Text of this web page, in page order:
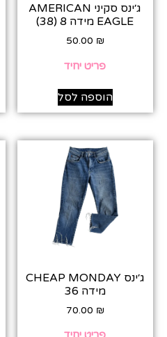
ג׳ינס סקיני AMERICAN
EAGLE מידה 8 (38)
50.00 ₪
פריט יחיד
הוספה לסל
ג׳ינס CHEAP MONDAY
מידה 36
70.00 ₪